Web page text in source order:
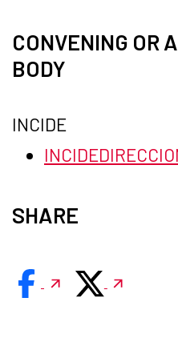
CONVENING OR
BODY
INCIDE
SHARE